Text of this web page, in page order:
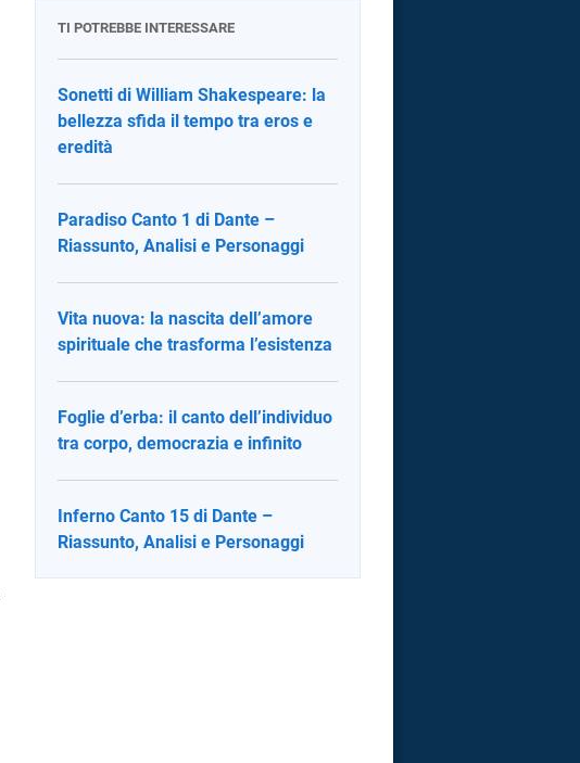
TI POTREBBE INTERESSARE
Sonetti di William Shakespeare: la
bellezza sfida il tempo tra eros e
eredità
Paradiso Canto 1 di Dante –
Riassunto, Analisi e Personaggi
Vita nuova: la nascita dell’amore
spirituale che trasforma l’esistenza
Foglie d’erba: il canto dell’individuo
tra corpo, democrazia e infinito
Inferno Canto 15 di Dante –
Riassunto, Analisi e Personaggi